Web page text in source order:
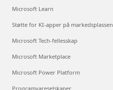
Microsoft Learn
Støtte for KI-apper på markedsplassen
Microsoft Tech-fellesskap
Microsoft Marketplace
Microsoft Power Platform
Programvareselskaper